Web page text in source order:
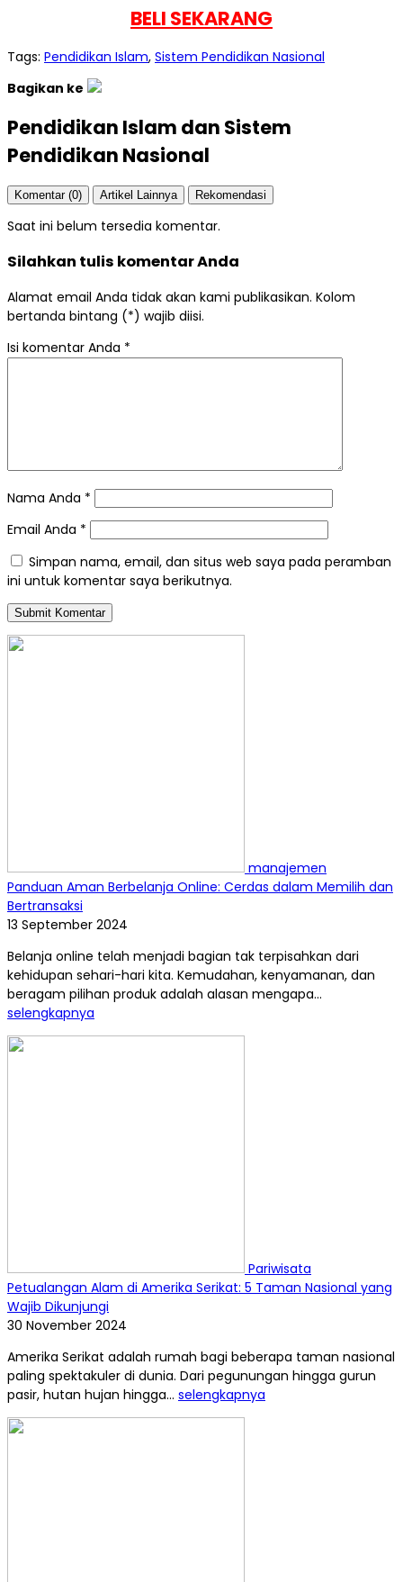
BELI SEKARANG
Tags: Pendidikan Islam, Sistem Pendidikan Nasional
Bagikan ke
Pendidikan Islam dan Sistem
Pendidikan Nasional
Komentar (0) Artikel Lainnya Rekomendasi
Saat ini belum tersedia komentar.
Silahkan tulis komentar Anda
Alamat email Anda tidak akan kami publikasikan. Kolom
bertanda bintang (*) wajib diisi.
Isi komentar Anda *
Nama Anda *
Email Anda *
Simpan nama, email, dan situs web saya pada peramban
ini untuk komentar saya berikutnya.
manajemen
Panduan Aman Berbelanja Online: Cerdas dalam Memilih dan
Bertransaksi
13 September 2024
Belanja online telah menjadi bagian tak terpisahkan dari
kehidupan sehari-hari kita. Kemudahan, kenyamanan, dan
beragam pilihan produk adalah alasan mengapa...
selengkapnya
Pariwisata
Petualangan Alam di Amerika Serikat: 5 Taman Nasional yang
Wajib Dikunjungi
30 November 2024
Amerika Serikat adalah rumah bagi beberapa taman nasional
paling spektakuler di dunia. Dari pegunungan hingga gurun
pasir, hutan hujan hingga... selengkapnya